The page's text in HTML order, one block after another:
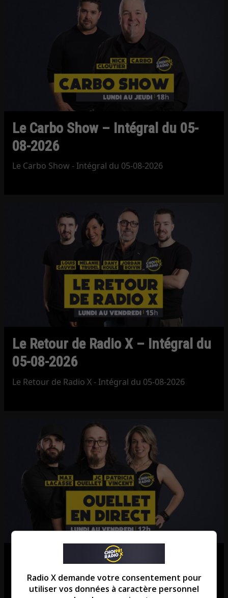
Le Carbo Show – Intégral du 05-
08-2026
Le Carbo Show - Intégral du 05-08-2026
Le Retour de Radio X – Intégral du
05-08-2026
Le Retour de Radio X - Intégral du 05-08-2026
Ouellet en direct – Intégral du 05-
08-2026
Radio X demande votre consentement pour
utiliser vos données à caractère personnel